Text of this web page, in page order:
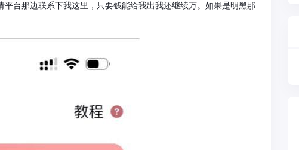
台那边联系下我这里，只要钱能给我出我还继续万。如果是明黑那